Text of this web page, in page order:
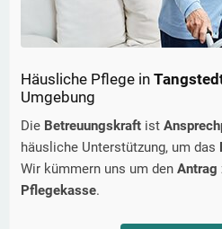
Häusliche Pflege in
Umgebung
Die Betreuungskraft ist
häusliche Unterstützung, um das
Wir kümmern uns um den Antrag
Pflegekasse.